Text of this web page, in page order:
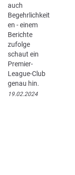
auch
Begehrlichkeit
en - einem
Berichte
zufolge
schaut ein
Premier-
League-Club
genau hin.
19.02.2024